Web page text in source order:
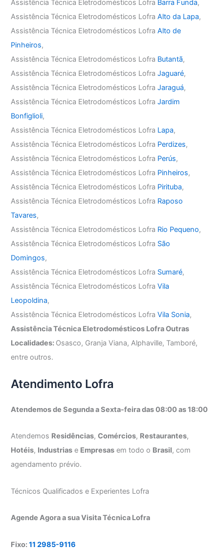
Assistência Técnica Eletrodomésticos Lofra Barra Funda,
Assistência Técnica Eletrodomésticos LofraAlto da Lapa,
Assistência Técnica Eletrodomésticos LofraAlto de
Pinheiros,
Assistência Técnica Eletrodomésticos Lofra Butantã,
Assistência Técnica Eletrodomésticos LofraJaguaré,
Assistência Técnica Eletrodomésticos LofraJaraguá,
Assistência Técnica Eletrodomésticos LofraJardim
Bonfiglioli,
Assistência Técnica Eletrodomésticos Lofra Lapa,
Assistência Técnica Eletrodomésticos Lofra Perdizes,
Assistência Técnica Eletrodomésticos Lofra Perús,
Assistência Técnica Eletrodomésticos Lofra Pinheiros,
Assistência Técnica Eletrodomésticos Lofra Pirituba,
Assistência Técnica Eletrodomésticos Lofra Raposo
Tavares,
Assistência Técnica Eletrodomésticos Lofra Rio Pequeno,
Assistência Técnica Eletrodomésticos Lofra São
Domingos,
Assistência Técnica Eletrodomésticos Lofra Sumaré,
Assistência Técnica Eletrodomésticos LofraVila
Leopoldina,
Assistência Técnica Eletrodomésticos LofraVila Sonia,
Assistência Técnica Eletrodomésticos Lofra Outras
Localidades: Osasco, Granja Viana, Alphaville, Tamboré,
entre outros.
Atendimento Lofra
Atendemos de Segunda a Sexta-feira das 08:00 as 18:00
Atendemos Residências,Comércios, Restaurantes,
Hotéis, Industrias e Empresas em todo o Brasil, com
agendamento prévio.
Técnicos Qualificados e Experientes Lofra
Agende Agora a sua Visita Técnica Lofra
Fixo:11 2985-9116